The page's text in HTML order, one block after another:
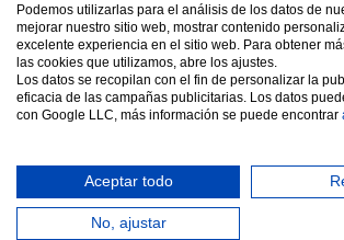
Ayuda
Diseñado por Rótulos Levante. Todos los
Podemos utilizarlas para el análisis de los datos de
mejorar nuestro sitio web, mostrar contenido
excelente experiencia en el sitio web. Para obtener
las cookies que utilizamos, abre los ajustes.
Los datos se recopilan con el fin de personalizar la
eficacia de las campañas publicitarias. Los datos
con Google LLC, más información se puede encontrar
Aceptar todo
No, ajustar